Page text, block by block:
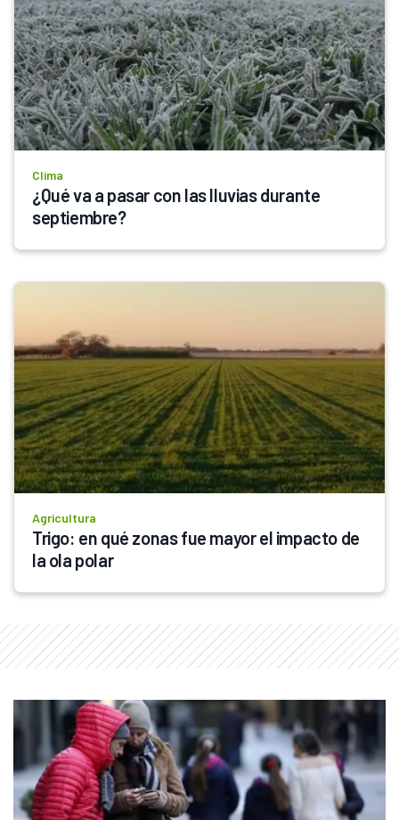
Clima
¿Qué va a pasar con las lluvias durante
septiembre?
Agricultura
Trigo: en qué zonas fue mayor el impacto de
la ola polar